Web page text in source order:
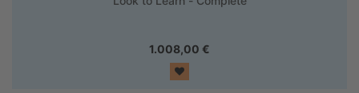
1.008,00 €